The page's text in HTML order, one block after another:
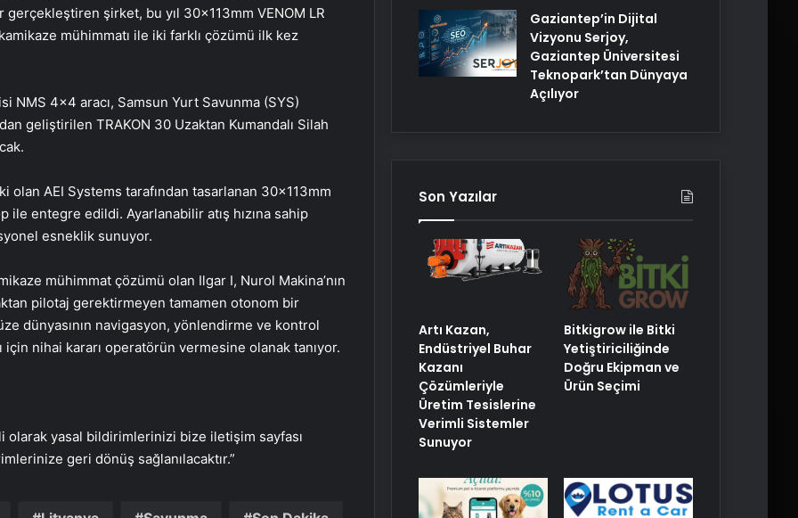
şirket, bu yıl 30x113mm VENOM LR
mühimmatı ile iki farklı çözümü ilk kez
NMS 4×4 aracı, Samsun Yurt Savunma (SYS)
geliştirilen TRAKON 30 Uzaktan Kumandalı Silah
olan AEI Systems tarafından tasarlanan 30x113mm
ile entegre edildi. Ayarlanabilir atış hızına sahip
esneklik sunuyor.
mühimmat çözümü olan Ilgar I, Nurol Makina’nın
pilotaj gerektirmeyen tamamen otonom bir
dünyasının navigasyon, yönlendirme ve kontrol
nihai kararı operatörün vermesine olanak tanıyor.
olarak yasal bildirimlerinizi bize iletişim sayfası
geri dönüş sağlanılacaktır.”
Gaziantep’in Dijital
Vizyonu Serjoy,
Gaziantep Üniversitesi
Teknopark’tan Dünyaya
Açılıyor
Son Yazılar
Artı Kazan,
Endüstriyel Buhar
Kazanı
Çözümleriyle
Üretim Tesislerine
Verimli Sistemler
Sunuyor
Bitkigrow ile Bitki
Yetiştiriciliğinde
Doğru Ekipman ve
Ürün Seçimi